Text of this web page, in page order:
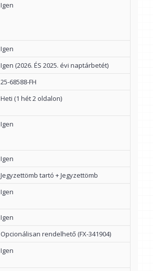
Igen
Igen
Igen (2026. ÉS 2025. évi naptárbetét)
25-68588-FH
Heti (1 hét 2 oldalon)
Igen
Igen
Jegyzettömb tartó + Jegyzettömb
Igen
Igen
Opcionálisan rendelhető (FX-341904)
Igen